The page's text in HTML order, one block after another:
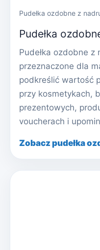
Pudełka ozdobne z
Pudełka
Pudełka ozdobne z
przeznaczone dla
podkreślić wartość
przy kosmetykach,
prezentowych,
voucherach i
Zobacz pudełka